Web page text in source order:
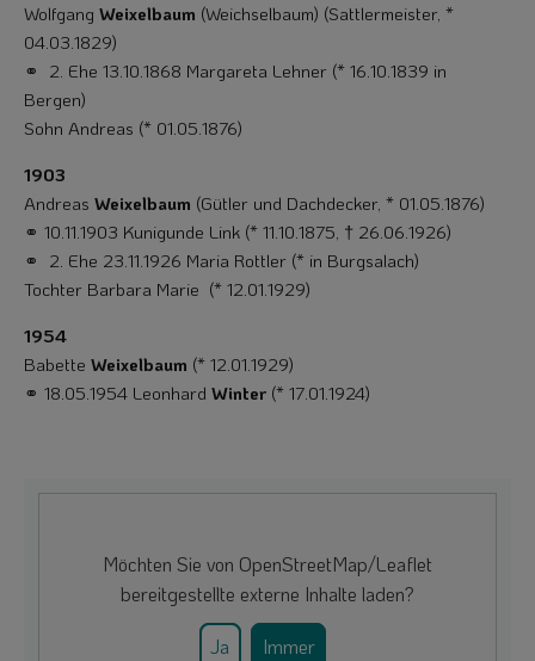
Wolfgang Weixelbaum (Weichselbaum) (Sattlermeister, *
04.03.1829)
⚭ 2. Ehe 13.10.1868 Margareta Lehner (* 16.10.1839 in
Bergen)
Sohn Andreas (* 01.05.1876)
1903
Andreas Weixelbaum (Gütler und Dachdecker, * 01.05.1876)
⚭ 10.11.1903 Kunigunde Link (* 11.10.1875, † 26.06.1926)
⚭ 2. Ehe 23.11.1926 Maria Rottler (* in Burgsalach)
Tochter Barbara Marie (* 12.01.1929)
1954
Babette Weixelbaum (* 12.01.1929)
⚭ 18.05.1954 Leonhard Winter (* 17.01.1924)
Möchten Sie von OpenStreetMap/Leaflet
bereitgestellte externe Inhalte laden?
Ja Immer